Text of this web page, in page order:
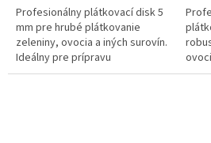
Profesionálny plátkovací disk 5
mm pre hrubé plátkovanie
zeleniny, ovocia a iných surovín.
Ideálny pre prípravu
robustnejších šalátov,